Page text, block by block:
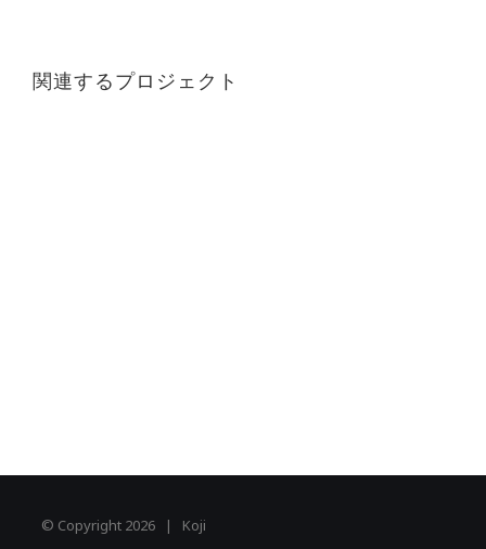
関連するプロジェクト
© Copyright 2026 | Koji